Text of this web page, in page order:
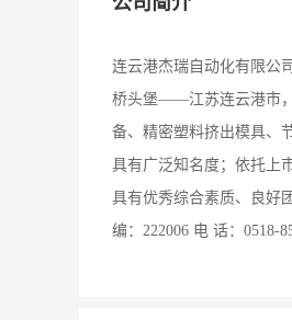
连云港杰瑞自动化有限公
桥头堡——江苏连云港市
备、精密塑料挤出模具、
具有广泛知名度；依托上
具有优秀综合素质、良好
编：222006 电 话：0518-